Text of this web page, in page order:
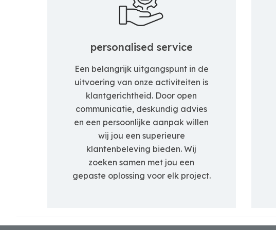
personalised service
Een belangrijk uitgangspunt in de
uitvoering van onze activiteiten is
klantgerichtheid. Door open
communicatie, deskundig advies
en een persoonlijke aanpak willen
wij jou een superieure
klantenbeleving bieden. Wij
zoeken samen met jou een
gepaste oplossing voor elk project.